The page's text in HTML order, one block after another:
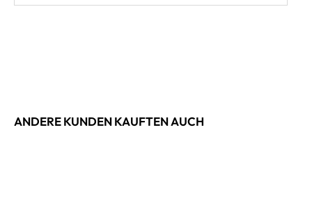
ANDERE KUNDEN KAUFTEN AUCH